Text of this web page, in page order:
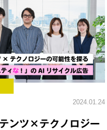
2024.01.24
ンツ×テクノロジー